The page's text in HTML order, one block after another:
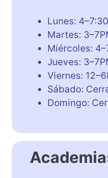
Lunes:
Martes:
Miércoles:
Jueves:
Viernes:
Sábado:
Domingo: